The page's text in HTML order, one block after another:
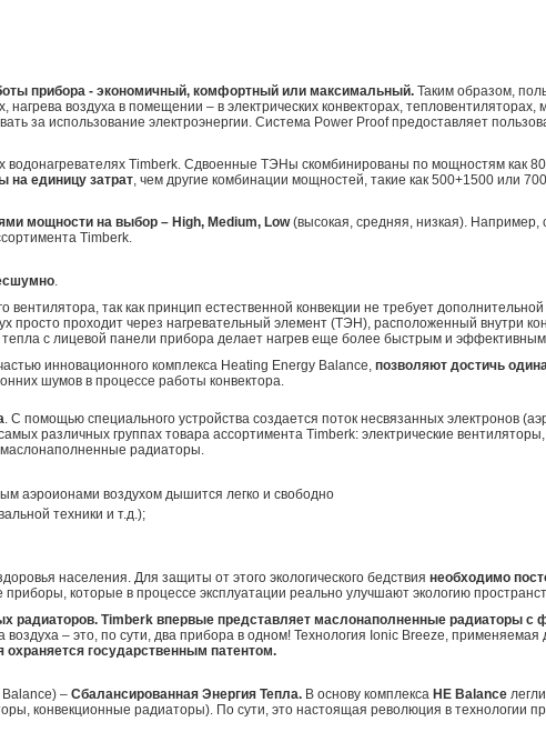
прибора - экономичный, комфортный или максимальный. Таким образом,
воздуха в помещении – в электрических конвекторах,
за использование электроэнергии. Система Power Proof предоставляет
Timberk. Сдвоенные ТЭНы скомбинированы по мощностям как
на единицу затрат, чем другие комбинации мощностей, такие как 500+1500 или
мощности на выбор – High, Medium, Low (высокая, средняя, низкая). Например,
Timberk.
.
вентилятора, так как принцип естественной конвекции не требует
просто проходит через нагревательный элемент (ТЭН), расположенный внутри
с лицевой панели прибора делает нагрев еще более быстрым и
инновационного комплекса Heating Energy Balance, позволяют достичь
шумов в процессе работы конвектора.
. С помощью специального устройства создается поток несвязанных электронов
различных группах товара ассортимента Timberk: электрические
маслонаполненные радиаторы.
аэроионами воздухом дышится легко и свободно
техники и т.д.);
населения. Для защиты от этого экологического бедствия необходимо
которые в процессе эксплуатации реально улучшают экологию
радиаторов. Timberk впервые представляет маслонаполненные радиаторы с
– это, по сути, два прибора в одном! Технология Ionic Breeze,
охраняется государственным патентом.
Balance) – Сбалансированная Энергия Тепла. В основу комплекса HE Balance
конвекционные радиаторы). По сути, это настоящая революция в технологии